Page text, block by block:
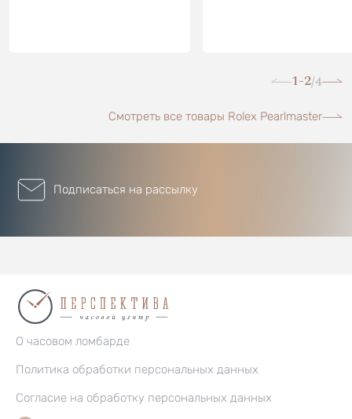
1-2/4
Смотреть все товары Rolex Pearlmaster
Подписаться на рассылку
О часовом ломбарде
Политика обработки персональных данных
Согласие на обработку персональных данных